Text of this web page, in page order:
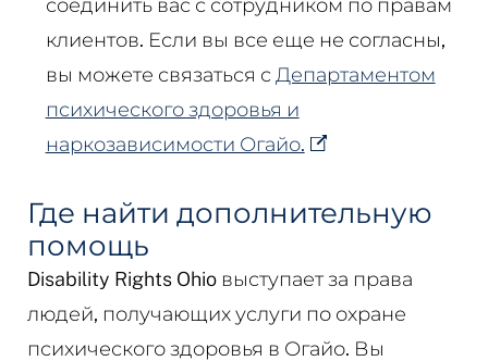
соединить вас с сотрудником по правам
клиентов. Если вы все еще не согласны,
вы можете связаться с Департаментом
психического здоровья и
наркозависимости Огайо.
Где найти дополнительную
помощь
Disability Rights Ohio выступает за права
людей, получающих услуги по охране
психического здоровья в Огайо. Вы